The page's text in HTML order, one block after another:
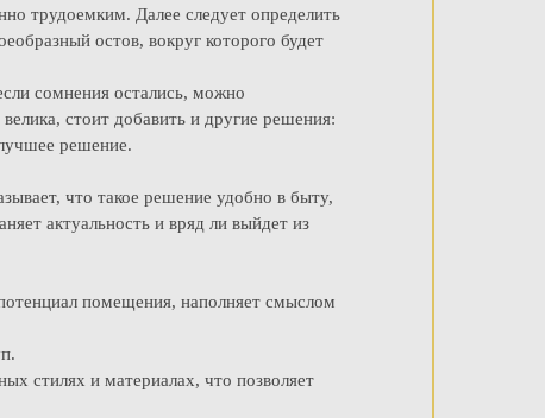
трудоемким. Далее следует определить
остов, вокруг которого будет
сомнения остались, можно
стоит добавить и другие решения:
решение.
что такое решение удобно в быту,
актуальность и вряд ли выйдет из
помещения, наполняет смыслом
стилях и материалах, что позволяет